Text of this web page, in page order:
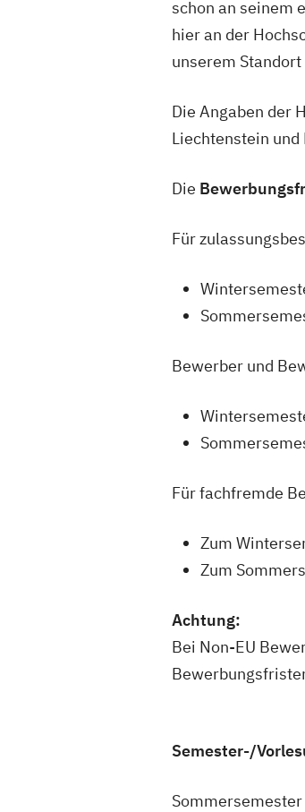
schon an seinem
hier an der
unserem
Die Angaben der
Liechtenstein und
Die
Für
Bewerber und
Für fachfremde
Zum
Zum
Achtung:
Bei Non-EU
Semester-/